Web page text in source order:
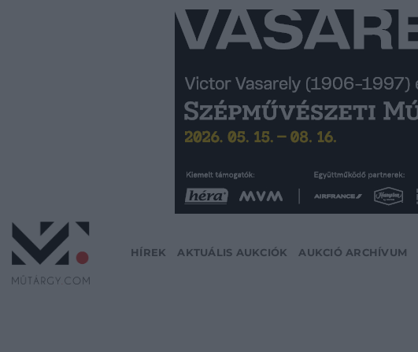
HÍREK AKTUÁLIS AUKCIÓK AUKCIÓ ARCHÍVUM